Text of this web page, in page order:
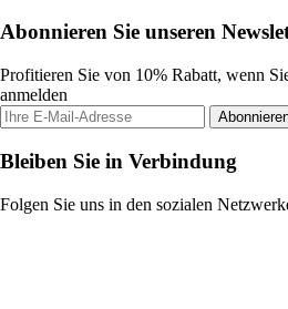
Abonnieren Sie unseren
Profitieren Sie von 10% Rabatt, wenn
anmelden
Bleiben Sie in Verbindung
Folgen Sie uns in den sozialen